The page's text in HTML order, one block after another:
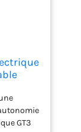
GT3